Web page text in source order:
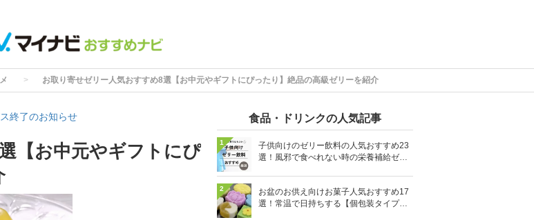
お取り寄せゼリー人気おすすめ8選【お中元やギフトにぴったり】絶品の高級ゼリーを紹介
終了のお知らせ
【お中元やギフトにぴ
食品・ドリンクの人気記事
1
子供向けのゼリー飲料の人気おすすめ23
選！風邪で食べれない時の栄養補給ゼリ
2
お盆のお供え向けお菓子人気おすすめ17
選！常温で日持ちする【個包装タイプ